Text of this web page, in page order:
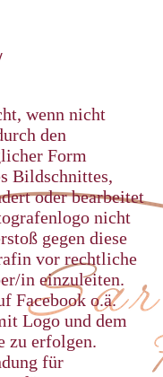
wenn nicht
den
Form
Bildschnittes,
oder bearbeitet
nicht
gegen diese
vor rechtliche
in einzuleiten.
Facebook o.ä.
Logo und dem
zu erfolgen.
für